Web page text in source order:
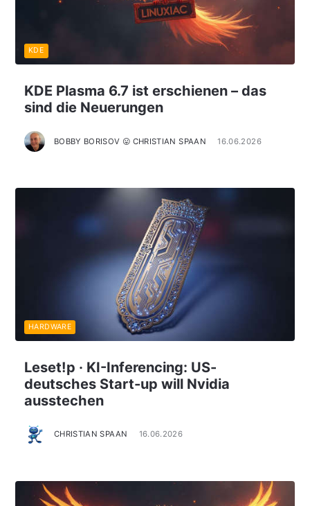
KDE Plasma 6.7 ist erschienen – das
sind die Neuerungen
BOBBY BORISOV 😛 CHRISTIAN SPAAN 16.06.2026
KDE
Leset!p · KI-Inferencing: US-
deutsches Start-up will Nvidia
ausstechen
CHRISTIAN SPAAN 16.06.2026
HARDWARE